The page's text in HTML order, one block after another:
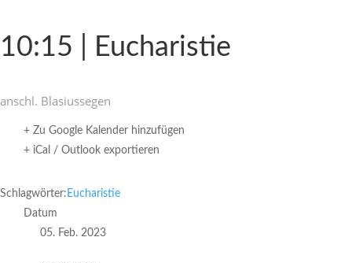
10:15 | Eucharistie
anschl. Blasi­us­segen
+ Zu Google Kalender hinzufügen
+ iCal / Outlook exportieren
Schlagwörter: Eucharistie
Datum
05. Feb. 2023